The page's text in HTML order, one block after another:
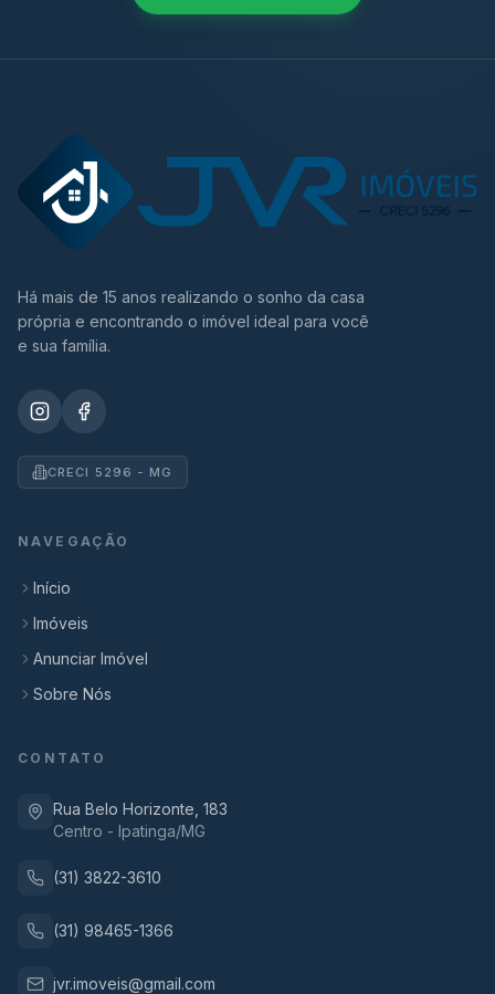
Há mais de 15 anos realizando o sonho da casa
própria e encontrando o imóvel ideal para você
e sua família.
CRECI 5296 - MG
NAVEGAÇÃO
Início
Imóveis
Anunciar Imóvel
Sobre Nós
CONTATO
Rua Belo Horizonte, 183
Centro - Ipatinga/MG
(31) 3822-3610
(31) 98465-1366
jvr.imoveis@gmail.com